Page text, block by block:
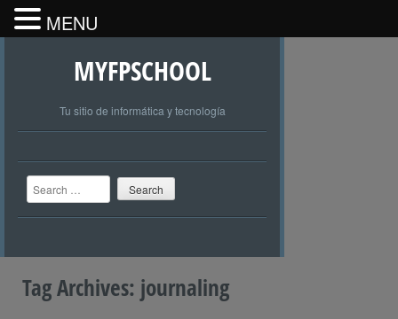
MYFPSCHOOL
Tu sitio de informática y tecnología
Search
Tag Archives: journaling
MENU